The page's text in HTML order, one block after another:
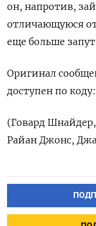
он, напротив,
отличающуюся
еще больше
Оригинал
доступен по ‌коду:
(Говард
Райан Джонс,